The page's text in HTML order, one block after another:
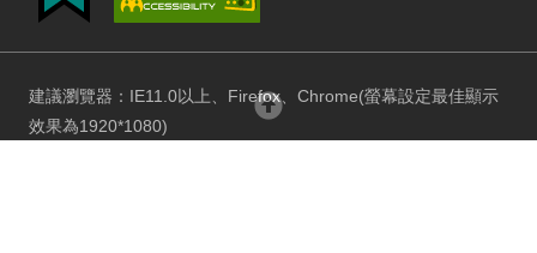
建議瀏覽器：IE11.0以上、Firefox、Chrome(螢幕設定最佳顯示
效果為1920*1080)
回頂部